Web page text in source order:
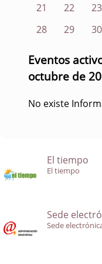
21
22 23
28
29 30
Eventos
octubre de
No existe
El tiempo
El tiempo
Sede
Sede